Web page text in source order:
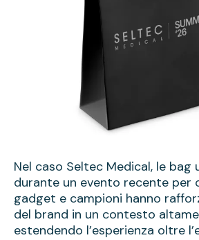
Nel caso Seltec Medical, le bag
durante un evento recente per
gadget e campioni hanno
del brand in un contesto
estendendo l’esperienza oltre